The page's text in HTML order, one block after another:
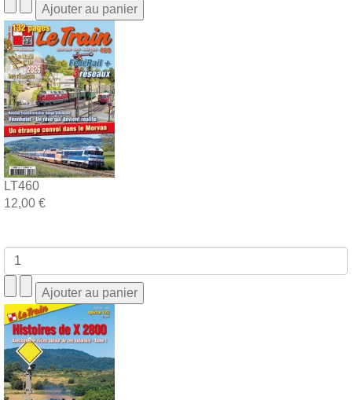
LT460
12,00 €